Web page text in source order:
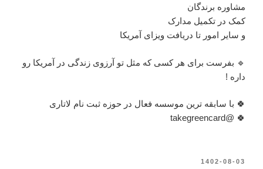
مشاوره برندگان
کمک در تکمیل مدارک
و سایر امور تا دریافت ویزای آمریکا
🔹 بفرست برای هر کسی که مثل تو آرزوی زندگی در آمریکا رو
داره !
🍀 با سابقه ترین موسسه فعال در حوزه ثبت نام لاتاری
🍀 @takegreencard
نوشته‌شده
1402-08-03